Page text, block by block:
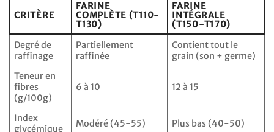
CRITÈRE
FARINE
COMPLÈTE (T110-
T130)
FARINE
INTÉGRALE
(T150-T170)
Degré de
raffinage
Partiellement
raffinée
Contient tout le
grain (son + germe)
Teneur en
fibres
(g/100g)
6 à 10 12 à 15
Index
glycémique
Modéré (45-55) Plus bas (40-50)